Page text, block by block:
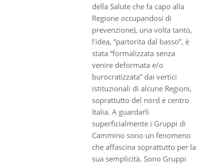
della Salute che fa capo alla
Regione occupandosi di
prevenzione), una volta tanto,
l’idea, “partorita dal basso”, è
stata “formalizzata senza
venire deformata e/o
burocratizzata” dai vertici
istituzionali di alcune Regioni,
soprattutto del nord e centro
Italia. A guardarli
superficialmente i Gruppi di
Cammino sono un fenomeno
che affascina soprattutto per la
sua semplicità. Sono Gruppi